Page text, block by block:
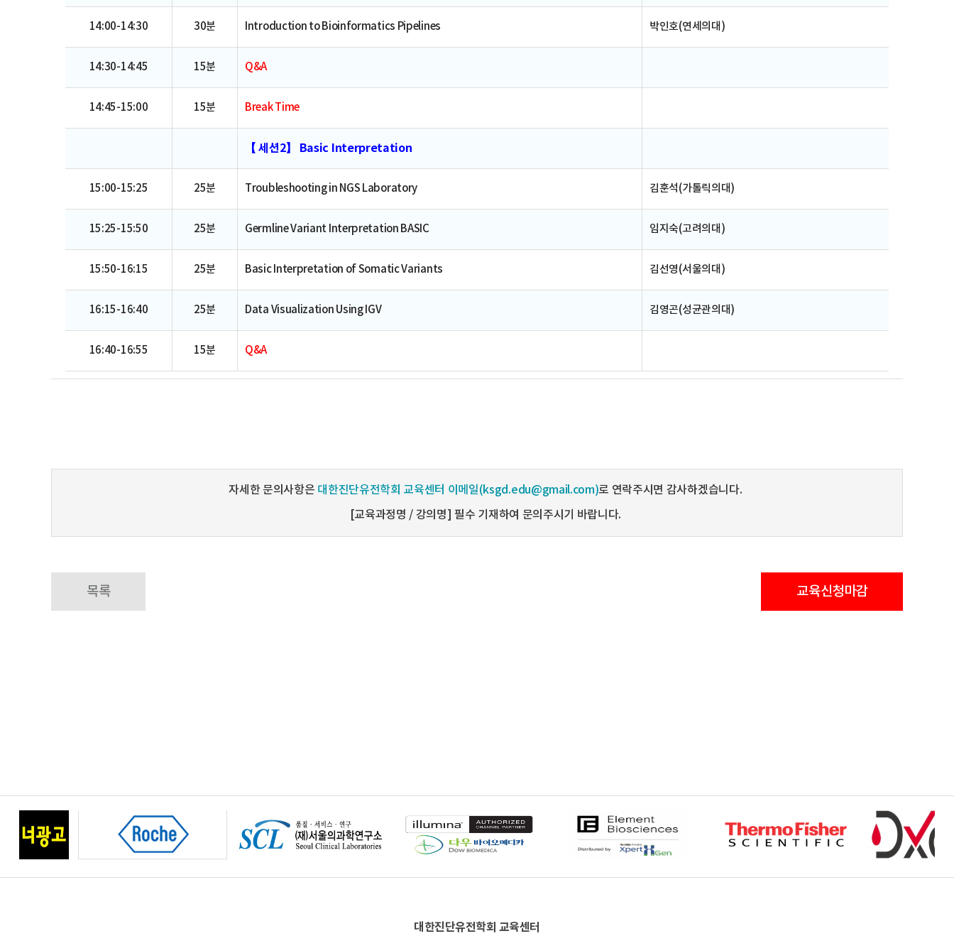
14:00-14:30 30분 Introduction to Bioinformatics Pipelines 박인호(연세의대)
14:30-14:45 15분 Q&A
14:45-15:00 15분 Break Time
【 세션2】 Basic Interpretation
15:00-15:25 25분 Troubleshooting in NGS Laboratory 김훈석(가톨릭의대)
15:25-15:50 25분 Germline Variant Interpretation BASIC 임지숙(고려의대)
15:50-16:15 25분 Basic Interpretation of Somatic Variants 김선영(서울의대)
16:15-16:40 25분 Data Visualization Using IGV 김영곤(성균관의대)
16:40-16:55 15분 Q&A
자세한 문의사항은 대한진단유전학회 교육센터 이메일(ksgd.edu@gmail.com)로 연락주시면 감사하겠습니다.
[교육과정명 / 강의명] 필수 기재하여 문의주시기 바랍니다.
목록 교육신청마감
대한진단유전학회 교육센터